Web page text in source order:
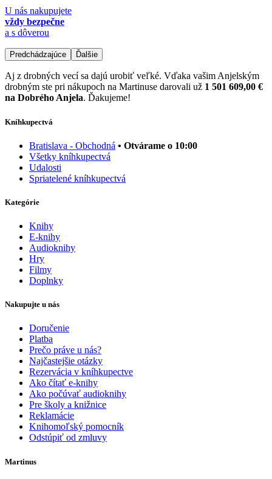
U nás nakupujete
vždy bezpečne
a s dôverou
Predchádzajúce Ďalšie
Aj z drobných vecí sa dajú urobiť veľké. Vďaka vašim Anjelským
drobným ste pri nákupoch na Martinuse darovali už 1 501 609,00 €
na Dobrého Anjela. Ďakujeme!
Kníhkupectvá
Bratislava - Obchodná • Otvárame o 10:00
Všetky kníhkupectvá
Udalosti
Spriatelené kníhkupectvá
Kategórie
Knihy
E-knihy
Audioknihy
Hry
Filmy
Doplnky
Nakupujte u nás
Doručenie
Platba
Prečo práve u nás?
Najčastejšie otázky
Rezervácia v kníhkupectve
Ako čítať e-knihy
Ako počúvať audioknihy
Pre školy a knižnice
Reklamácie
Knihomoľský pomocník
Odstúpiť od zmluvy
Martinus